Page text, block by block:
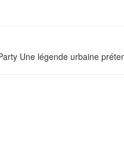
Une légende urbaine